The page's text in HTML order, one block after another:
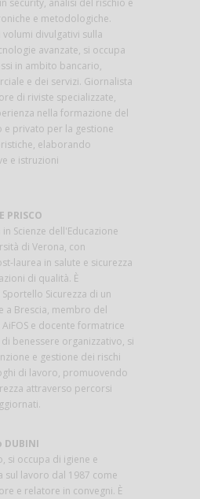
security, analisi del rischio e
e metodologiche.
divulgativi sulla
avanzate, si occupa
in ambito bancario,
e dei servizi. Giornalista
di riviste specializzate,
nella formazione del
privato per la gestione
elaborando
e istruzioni
PRISCO
in Scienze dell'Educazione
di Verona, con
laurea in salute e sicurezza
di qualità. È
Sicurezza di un
a Brescia, membro del
e docente formatrice
benessere organizzativo, si
e gestione dei rischi
di lavoro, promuovendo
attraverso percorsi
DUBINI
si occupa di igiene e
sul lavoro dal 1987 come
e relatore in convegni. È